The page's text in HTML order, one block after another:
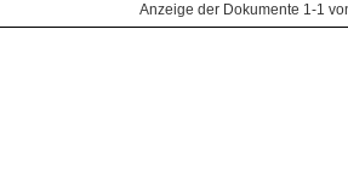
Anzeige der Dokumente 1-1